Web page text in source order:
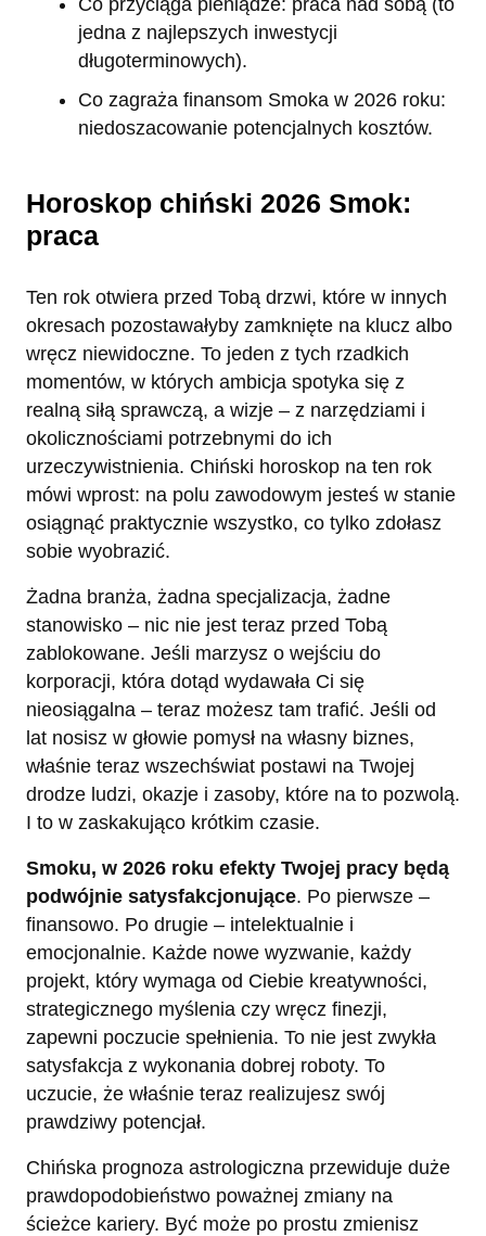
jedna z najlepszych inwestycji
długoterminowych).
Co zagraża finansom Smoka w 2026 roku:
niedoszacowanie potencjalnych kosztów.
Horoskop chiński 2026 Smok:
praca
Ten rok otwiera przed Tobą drzwi, które w innych
okresach pozostawałyby zamknięte na klucz albo
wręcz niewidoczne. To jeden z tych rzadkich
momentów, w których ambicja spotyka się z
realną siłą sprawczą, a wizje – z narzędziami i
okolicznościami potrzebnymi do ich
urzeczywistnienia. Chiński horoskop na ten rok
mówi wprost: na polu zawodowym jesteś w stanie
osiągnąć praktycznie wszystko, co tylko zdołasz
sobie wyobrazić.
Żadna branża, żadna specjalizacja, żadne
stanowisko – nic nie jest teraz przed Tobą
zablokowane. Jeśli marzysz o wejściu do
korporacji, która dotąd wydawała Ci się
nieosiągalna – teraz możesz tam trafić. Jeśli od
lat nosisz w głowie pomysł na własny biznes,
właśnie teraz wszechświat postawi na Twojej
drodze ludzi, okazje i zasoby, które na to pozwolą.
I to w zaskakująco krótkim czasie.
Smoku, w 2026 roku efekty Twojej pracy będą
podwójnie satysfakcjonujące. Po pierwsze –
finansowo. Po drugie – intelektualnie i
emocjonalnie. Każde nowe wyzwanie, każdy
projekt, który wymaga od Ciebie kreatywności,
strategicznego myślenia czy wręcz finezji,
zapewni poczucie spełnienia. To nie jest zwykła
satysfakcja z wykonania dobrej roboty. To
uczucie, że właśnie teraz realizujesz swój
prawdziwy potencjał.
Chińska prognoza astrologiczna przewiduje duże
prawdopodobieństwo poważnej zmiany na
ścieżce kariery. Być może po prostu zmienisz